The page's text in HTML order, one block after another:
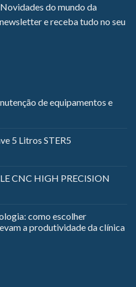
do mundo da
e receba tudo no seu
de equipamentos e
5 Litros STER5
CNC HIGH PRECISION
como escolher
a produtividade da clínica